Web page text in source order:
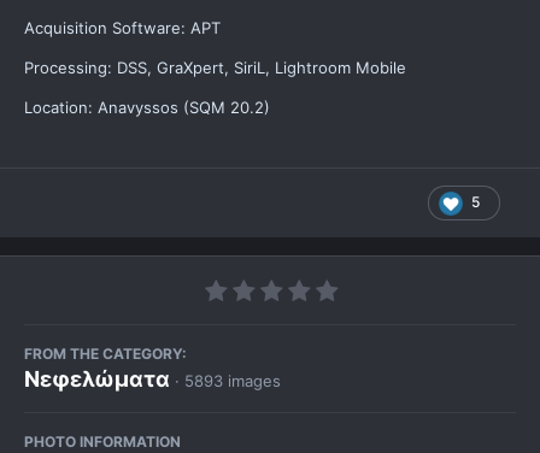
Acquisition Software: APT
Processing: DSS, GraXpert, SiriL, Lightroom Mobile
Location: Anavyssos (SQM 20.2)
5
FROM THE CATEGORY:
Νεφελώματα · 5893 images
PHOTO INFORMATION